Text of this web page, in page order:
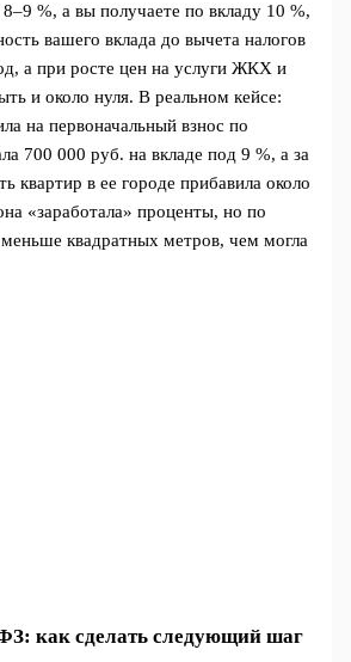
%, а вы получаете по вкладу 10 %,
вашего вклада до вычета налогов
а при росте цен на услуги ЖКХ и
и около нуля. В реальном кейсе:
на первоначальный взнос по
700 000 руб. на вкладе под 9 %, а за
квартир в ее городе прибавила около
«заработала» проценты, но по
квадратных метров, чем могла
как сделать следующий шаг